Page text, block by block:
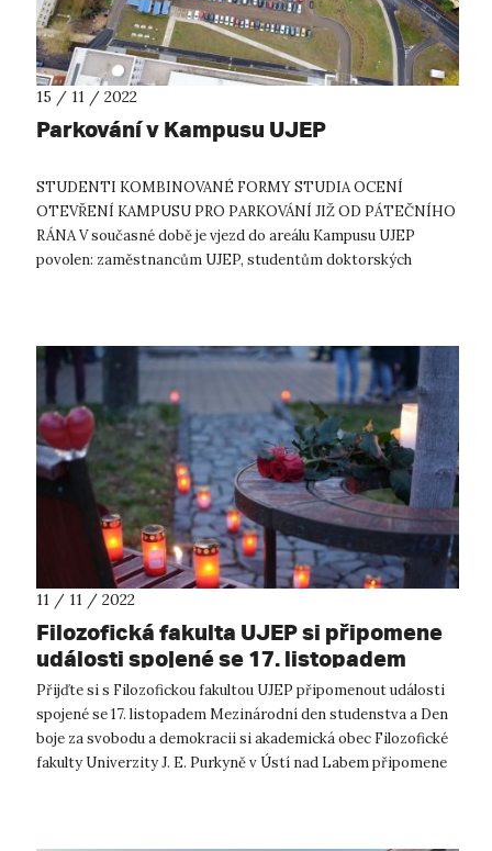
15 / 11 / 2022
Parkování v Kampusu UJEP
STUDENTI KOMBINOVANÉ FORMY STUDIA OCENÍ
OTEVŘENÍ KAMPUSU PRO PARKOVÁNÍ JIŽ OD PÁTEČNÍHO
RÁNA V současné době je vjezd do areálu Kampusu UJEP
povolen: zaměstnancům UJEP, studentům doktorských
11 / 11 / 2022
Filozofická fakulta UJEP si připomene
události spojené se 17. listopadem
Přijďte si s Filozofickou fakultou UJEP připomenout události
spojené se 17. listopadem Mezinárodní den studenstva a Den
boje za svobodu a demokracii si akademická obec Filozofické
fakulty Univerzity J. E. Purkyně v Ústí nad Labem připomene